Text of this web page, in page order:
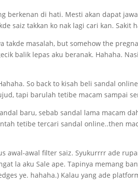
berkenan di hati. Mesti akan dapat
saiz takkan ko nak lagi cari kan. Sakit
takde masalah, but somehow the
balik lepas aku beranak. Hahaha.
So back to kisah beli sandal
tapi barulah tetibe macam sampai
baru, sebab sandal lama macam
tetibe tercari sandal online..then
awal-awal filter saiz. Syukurrrr ade
la aku Sale ape. Tapinya memang
ye. hahaha.) Kalau yang ade